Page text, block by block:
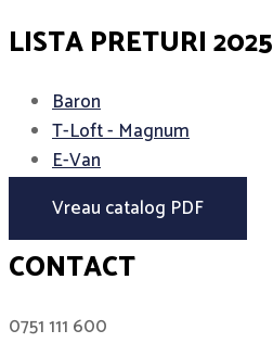
LISTA PRETURI 2025
Baron
T-Loft - Magnum
E-Van
Vreau catalog PDF
CONTACT
0751 111 600